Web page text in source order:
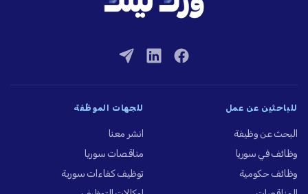
للباحثين عن عمل
البحث عن وظيفة
وظائف في سوريا
وظائف حكومية
للجهات الموظِّفة
انشر معنا
مناقصات سوريا
توظيف كفاءات سورية